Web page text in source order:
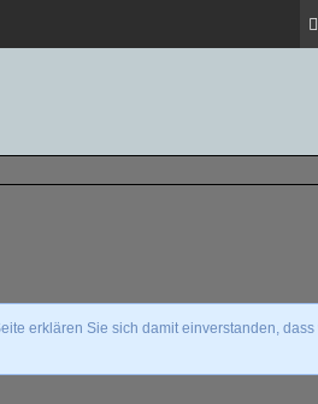
erklären Sie sich damit einverstanden,